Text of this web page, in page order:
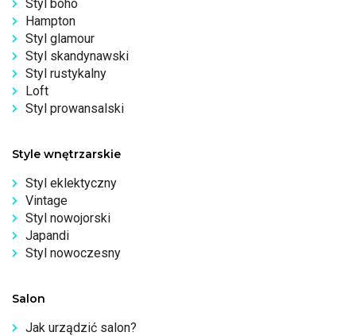
Styl boho
Hampton
Styl glamour
Styl skandynawski
Styl rustykalny
Loft
Styl prowansalski
Style wnętrzarskie
Styl eklektyczny
Vintage
Styl nowojorski
Japandi
Styl nowoczesny
Salon
Jak urządzić salon?